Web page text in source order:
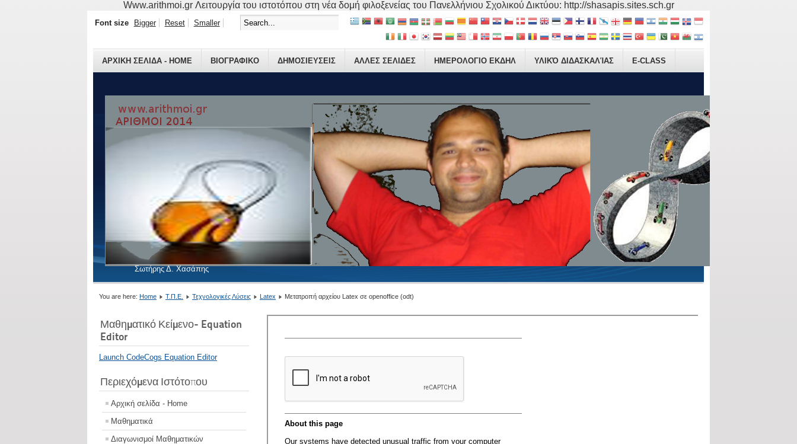
Www.arithmoi.gr Λειτουργία του ιστοτόπου στη νέα δομή φιλοξενείας του Πανελλήνιου Σχολικού Δικτύου: http://shasapis.sites.sch.gr
Σωτήρης Δ. Χασάπης
ΑΡΧΙΚΗ ΣΕΛΙΔΑ - HOME ΒΙΟΓΡΑΦΙΚO ΔΗΜΟΣΙΕΥΣΕΙΣ ΑΛΛΕΣ ΣΕΛΙΔΕΣ ΗΜΕΡΟΛΟΓΙΟ ΕΚΔΗΛ ΥΛΙΚΌ ΔΙΔΑΣΚΑΛΊΑΣ E-CLASS
Font size Bigger Reset Smaller
You are here: Home Τ.Π.Ε. Τεχνολογικές Λύσεις Latex Μετατροπή αρχείου Latex σε openoffice (odt)
Μαθηματικό Κείμενο- Equation
Editor
Launch CodeCogs Equation Editor
Περιεχόμενα Ιστότοπου
Αρχική σελίδα - Home
Μαθηματικά
Διαγωνισμοί Μαθηματικών